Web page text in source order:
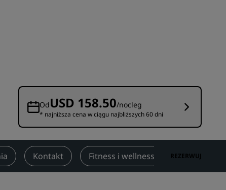
Zapraszamy na nasz blog
Radisson Rewards
Odkryj program Radisson
Rewards
Korzyści
OdUSD 158.50/nocleg
* najniższa cena w ciągu najbliższych 60 dni
Kontakt Fitness i wellness Opinie
REZERWUJ